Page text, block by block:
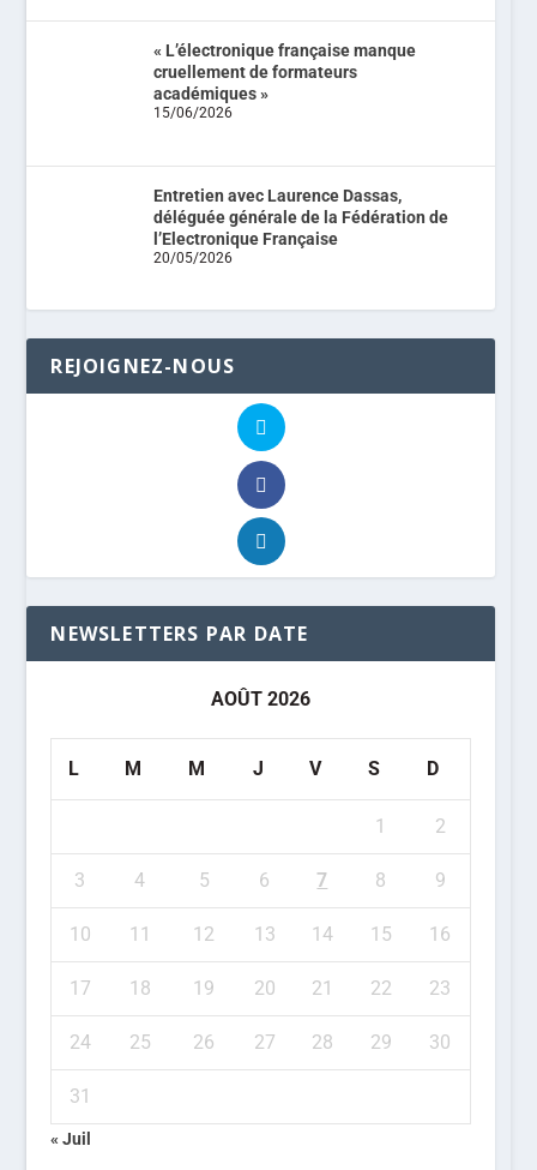
« L’électronique française manque
cruellement de formateurs
académiques »
15/06/2026
Entretien avec Laurence Dassas,
déléguée générale de la Fédération de
l’Electronique Française
20/05/2026
REJOIGNEZ-NOUS
NEWSLETTERS PAR DATE
AOÛT 2026
L M M J V S D
1 2
3 4 5 6 7 8 9
10 11 12 13 14 15 16
17 18 19 20 21 22 23
24 25 26 27 28 29 30
31
« Juil